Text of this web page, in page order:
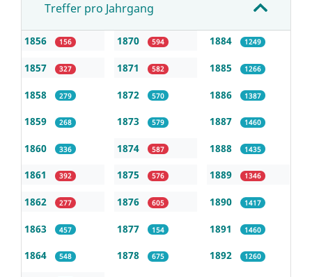
Treffer pro Jahrgang
1856 156
1857 327
1858 279
1859 268
1860 336
1861 392
1862 277
1863 457
1864 548
1870 594
1871 582
1872 570
1873 579
1874 587
1875 576
1876 605
1877 154
1878 675
1884 1249
1885 1266
1886 1387
1887 1460
1888 1435
1889 1346
1890 1417
1891 1460
1892 1260